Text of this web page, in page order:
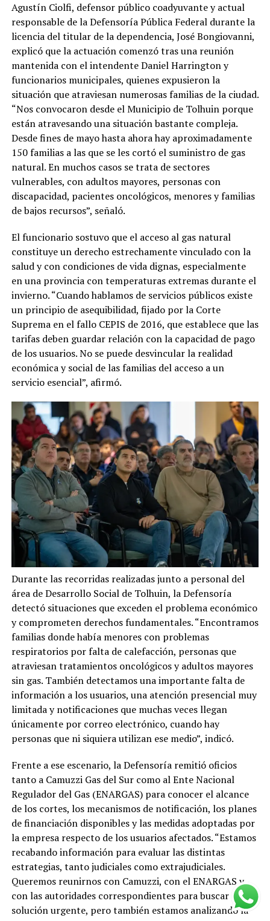
Agustín Ciolfi, defensor público coadyuvante y actual
responsable de la Defensoría Pública Federal durante la
licencia del titular de la dependencia, José Bongiovanni,
explicó que la actuación comenzó tras una reunión
mantenida con el intendente Daniel Harrington y
funcionarios municipales, quienes expusieron la
situación que atraviesan numerosas familias de la ciudad.
“Nos convocaron desde el Municipio de Tolhuin porque
están atravesando una situación bastante compleja.
Desde fines de mayo hasta ahora hay aproximadamente
150 familias a las que se les cortó el suministro de gas
natural. En muchos casos se trata de sectores
vulnerables, con adultos mayores, personas con
discapacidad, pacientes oncológicos, menores y familias
de bajos recursos”, señaló.
El funcionario sostuvo que el acceso al gas natural
constituye un derecho estrechamente vinculado con la
salud y con condiciones de vida dignas, especialmente
en una provincia con temperaturas extremas durante el
invierno. “Cuando hablamos de servicios públicos existe
un principio de asequibilidad, fijado por la Corte
Suprema en el fallo CEPIS de 2016, que establece que las
tarifas deben guardar relación con la capacidad de pago
de los usuarios. No se puede desvincular la realidad
económica y social de las familias del acceso a un
servicio esencial”, afirmó.
Durante las recorridas realizadas junto a personal del
área de Desarrollo Social de Tolhuin, la Defensoría
detectó situaciones que exceden el problema económico
y comprometen derechos fundamentales. “Encontramos
familias donde había menores con problemas
respiratorios por falta de calefacción, personas que
atraviesan tratamientos oncológicos y adultos mayores
sin gas. También detectamos una importante falta de
información a los usuarios, una atención presencial muy
limitada y notificaciones que muchas veces llegan
únicamente por correo electrónico, cuando hay
personas que ni siquiera utilizan ese medio”, indicó.
Frente a ese escenario, la Defensoría remitió oficios
tanto a Camuzzi Gas del Sur como al Ente Nacional
Regulador del Gas (ENARGAS) para conocer el alcance
de los cortes, los mecanismos de notificación, los planes
de financiación disponibles y las medidas adoptadas por
la empresa respecto de los usuarios afectados. “Estamos
recabando información para evaluar las distintas
estrategias, tanto judiciales como extrajudiciales.
Queremos reunirnos con Camuzzi, con el ENARGAS y
con las autoridades correspondientes para buscar una
solución urgente, pero también estamos analizando la